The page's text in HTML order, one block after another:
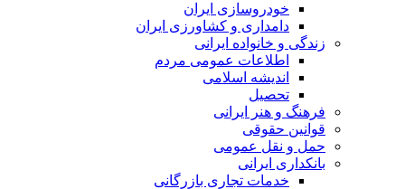
خودروسازی ایران
دامداری و کشاورزی ایران
زندگی و خانواده ایرانی
اطلاعات عمومی مردم
اندیشه اسلامی
تحصیل
فرهنگ و هنر ایرانی
قوانین حقوقی
حمل و نقل عمومی
بانکداری ایرانی
خدمات تجاری بازرگانی